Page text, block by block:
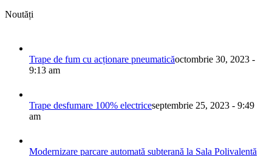
Noutăți
Trape de fum cu acționare pneumaticăoctombrie 30, 2023 -
9:13 am
Trape desfumare 100% electriceseptembrie 25, 2023 - 9:49
am
Modernizare parcare automată subterană la Sala Polivalentă